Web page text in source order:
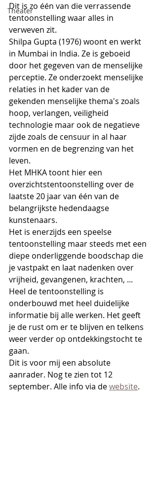
Theater
Dit is zo één van die verrassende
tentoonstelling waar alles in
verweven zit.
Shilpa Gupta (1976) woont en werkt
in Mumbai in India. Ze is geboeid
door het gegeven van de menselijke
perceptie. Ze onderzoekt menselijke
relaties in het kader van de
gekenden menselijke thema's zoals
hoop, verlangen, veiligheid
technologie maar ook de negatieve
zijde zoals de censuur in al haar
vormen en de begrenzing van het
leven.
Het MHKA toont hier een
overzichtstentoonstelling over de
laatste 20 jaar van één van de
belangrijkste hedendaagse
kunstenaars.
Het is enerzijds een speelse
tentoonstelling maar steeds met een
diepe onderliggende boodschap die
je vastpakt en laat nadenken over
vrijheid, gevangenen, krachten, ...
Heel de tentoonstelling is
onderbouwd met heel duidelijke
informatie bij alle werken. Het geeft
je de rust om er te blijven en telkens
weer verder op ontdekkingstocht te
gaan.
Dit is voor mij een absolute
aanrader. Nog te zien tot 12
september. Alle info via de website.